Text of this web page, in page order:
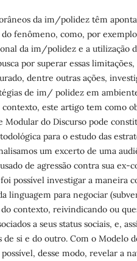
da im/polidez têm
fenômeno, como, por
da im/polidez e a utilização
por superar essas limitações,
dentre outras ações,
de im/ polidez em
contexto, este artigo tem como
Modular do Discurso pode
para o estudo das
um excerto de uma
de agressão contra sua ex-
possível investigar a maneira
linguagem para negociar
contexto, reivindicando ou
a seus status sociais, e,
si e do outro. Com o Modelo
desse modo, revelar a